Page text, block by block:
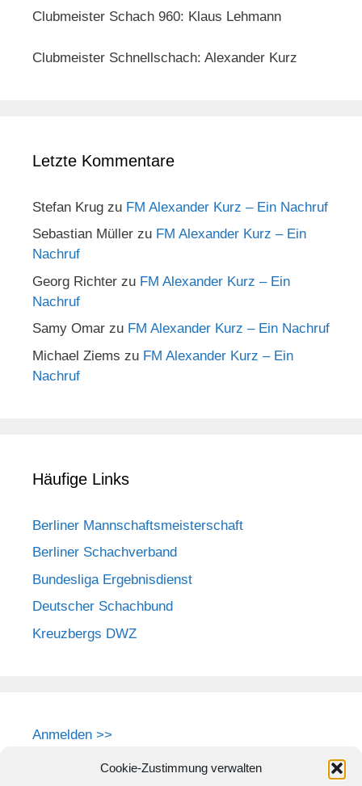
Cookie-Zustimmung verwalten
Clubmeister Schach 960: Klaus Lehmann
Clubmeister Schnellschach: Alexander Kurz
Letzte Kommentare
Stefan Krug zu FM Alexander Kurz – Ein Nachruf
Sebastian Müller zu FM Alexander Kurz – Ein
Nachruf
Georg Richter zu FM Alexander Kurz – Ein
Nachruf
Samy Omar zu FM Alexander Kurz – Ein Nachruf
Michael Ziems zu FM Alexander Kurz – Ein
Nachruf
Häufige Links
Berliner Mannschaftsmeisterschaft
Berliner Schachverband
Bundesliga Ergebnisdienst
Deutscher Schachbund
Kreuzbergs DWZ
Anmelden >>